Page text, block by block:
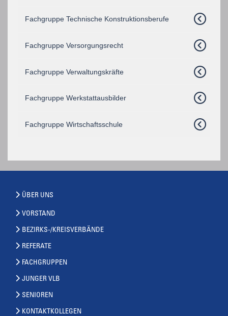
Fachgruppe Technische Konstruktionsberufe
Fachgruppe Versorgungsrecht
Fachgruppe Verwaltungskräfte
Fachgruppe Werkstattausbilder
Fachgruppe Wirtschaftsschule
ÜBER UNS
VORSTAND
BEZIRKS-/KREISVERBÄNDE
REFERATE
FACHGRUPPEN
JUNGER VLB
SENIOREN
KONTAKTKOLLEGEN